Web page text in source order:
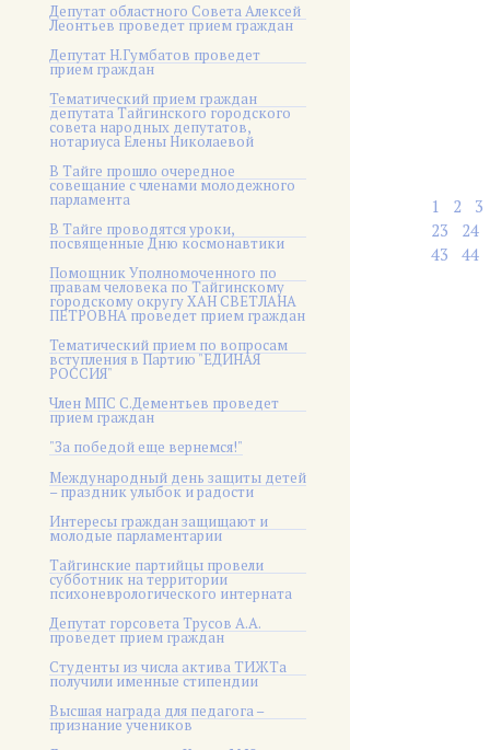
Депутат областного Совета Алексей
Леонтьев проведет прием граждан
Депутат Н.Гумбатов проведет
прием граждан
Тематический прием граждан
депутата Тайгинского городского
совета народных депутатов,
нотариуса Елены Николаевой
В Тайге прошло очередное
совещание с членами молодежного
парламента
В Тайге проводятся уроки,
посвященные Дню космонавтики
Помощник Уполномоченного по
правам человека по Тайгинскому
городскому округу ХАН СВЕТЛАНА
ПЕТРОВНА проведет прием граждан
Тематический прием по вопросам
вступления в Партию "ЕДИНАЯ
РОССИЯ"
Член МПС С.Дементьев проведет
прием граждан
"За победой еще вернемся!"
Международный день защиты детей
– праздник улыбок и радости
Интересы граждан защищают и
молодые парламентарии
Тайгинские партийцы провели
субботник на территории
психоневрологического интерната
Депутат горсовета Трусов А.А.
проведет прием граждан
Студенты из числа актива ТИЖТа
получили именные стипендии
Высшая награда для педагога –
признание учеников
1 2
3
23
24
43
44